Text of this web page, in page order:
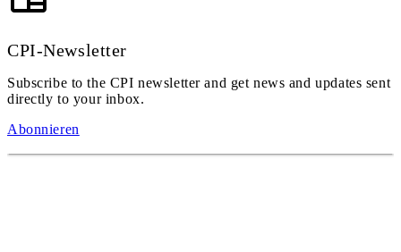
CPI-Newsletter
Subscribe to the CPI newsletter and get news and updates sent
directly to your inbox.
Abonnieren